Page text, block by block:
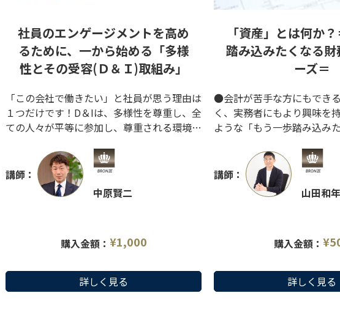
社員のエンゲージメントを高め
るために、一から始める「多様
性とその受容(Ｄ＆Ｉ)取組み」
「この会社で働きたい」と社員が思う理由は
１つだけです！D＆Iは、多様性を尊重し、全
ての人々が平等に参加し、尊重される環境を
員のエンゲージメントを高めることができま
す。「企業が社員に選ばれる理由・企業が持
続的に成長する原動力」の考え方・取組み方
を丁寧にお話し、明日からでもできるD＆I取
講師：
中原賢二
購入金額： ¥1,000
詳しく見る
「資産」とは何か
踏み込みたくなる
ーズ＝
●会計が苦手な方にもでき
く、実務者にもより興味を
ような「もう一歩踏み込み
マです。会計の中ではメジ
いますが、「資産って何？
確に答えられますか？ ●こ
産」の本当の意味を理解し
講師：
山田和年
購入金額： ¥
詳しく見る